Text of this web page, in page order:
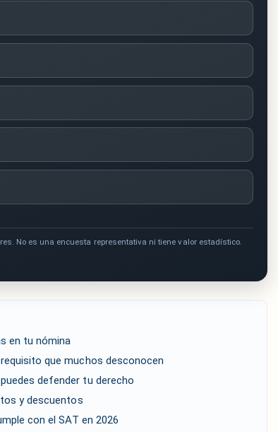
No es una encuesta representativa ni tiene valor estadístico.
en tu nómina
que muchos desconocen
defender tu derecho
y descuentos
con el SAT en 2026